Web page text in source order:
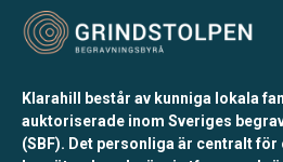
Klarahill består av kunniga lokala
auktoriserade inom Sveriges
(SBF). Det personliga är centralt